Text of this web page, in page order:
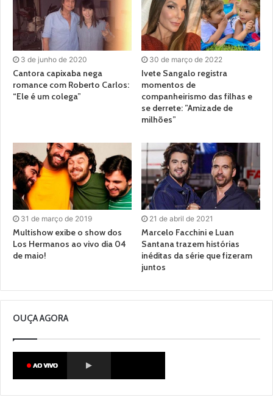
3 de junho de 2020
Cantora capixaba nega
romance com Roberto Carlos:
“Ele é um colega”
30 de março de 2022
Ivete Sangalo registra
momentos de
companheirismo das filhas e
se derrete: ”Amizade de
milhões”
31 de março de 2019
Multishow exibe o show dos
Los Hermanos ao vivo dia 04
de maio!
21 de abril de 2021
Marcelo Facchini e Luan
Santana trazem histórias
inéditas da série que fizeram
juntos
OUÇA AGORA